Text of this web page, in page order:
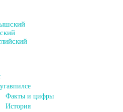
Факты и цифры
История